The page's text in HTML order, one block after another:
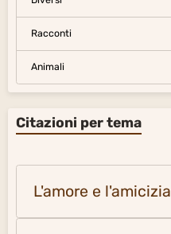
Racconti
Animali
Citazioni per tema
L'amore e l'amicizia